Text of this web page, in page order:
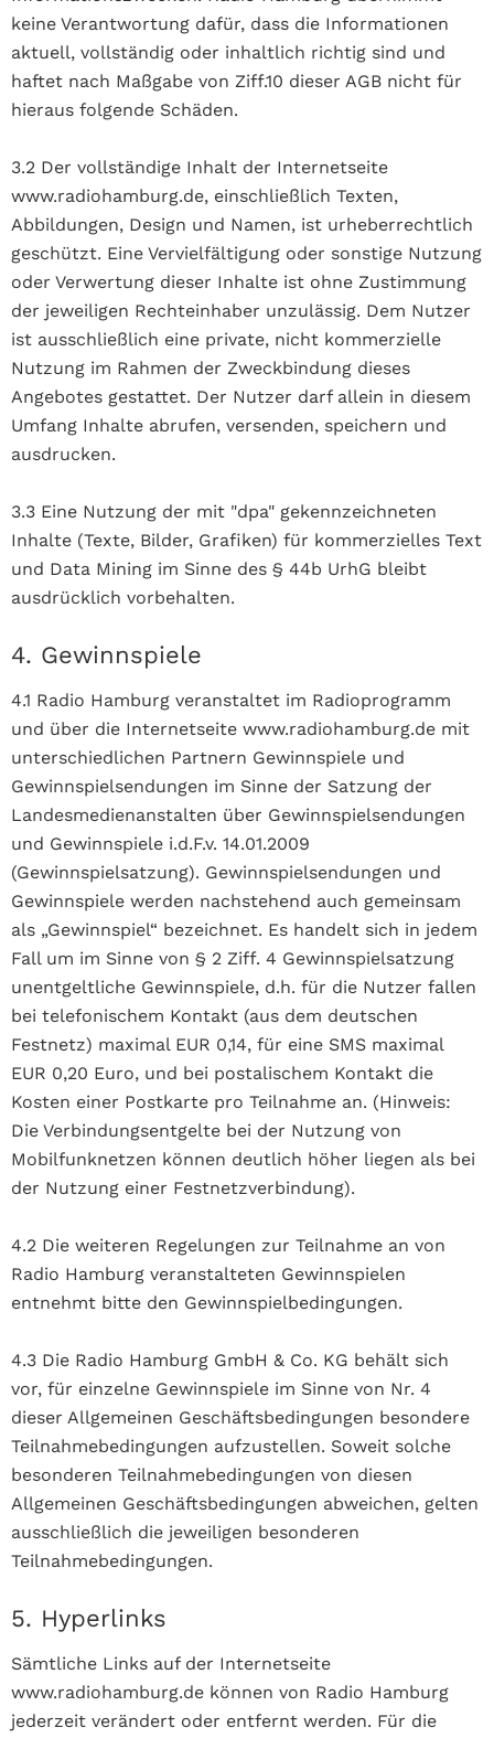
keine Verantwortung dafür, dass die Informationen
aktuell, vollständig oder inhaltlich richtig sind und
haftet nach Maßgabe von Ziff.10 dieser AGB nicht für
hieraus folgende Schäden.
3.2 Der vollständige Inhalt der Internetseite
www.radiohamburg.de, einschließlich Texten,
Abbildungen, Design und Namen, ist urheberrechtlich
geschützt. Eine Vervielfältigung oder sonstige Nutzung
oder Verwertung dieser Inhalte ist ohne Zustimmung
der jeweiligen Rechteinhaber unzulässig. Dem Nutzer
ist ausschließlich eine private, nicht kommerzielle
Nutzung im Rahmen der Zweckbindung dieses
Angebotes gestattet. Der Nutzer darf allein in diesem
Umfang Inhalte abrufen, versenden, speichern und
ausdrucken.
3.3 Eine Nutzung der mit "dpa" gekennzeichneten
Inhalte (Texte, Bilder, Grafiken) für kommerzielles Text
und Data Mining im Sinne des § 44b UrhG bleibt
ausdrücklich vorbehalten.
4. Gewinnspiele
4.1 Radio Hamburg veranstaltet im Radioprogramm
und über die Internetseite www.radiohamburg.de mit
unterschiedlichen Partnern Gewinnspiele und
Gewinnspielsendungen im Sinne der Satzung der
Landesmedienanstalten über Gewinnspielsendungen
und Gewinnspiele i.d.F.v. 14.01.2009
(Gewinnspielsatzung). Gewinnspielsendungen und
Gewinnspiele werden nachstehend auch gemeinsam
als „Gewinnspiel“ bezeichnet. Es handelt sich in jedem
Fall um im Sinne von § 2 Ziff. 4 Gewinnspielsatzung
unentgeltliche Gewinnspiele, d.h. für die Nutzer fallen
bei telefonischem Kontakt (aus dem deutschen
Festnetz) maximal EUR 0,14, für eine SMS maximal
EUR 0,20 Euro, und bei postalischem Kontakt die
Kosten einer Postkarte pro Teilnahme an. (Hinweis:
Die Verbindungsentgelte bei der Nutzung von
Mobilfunknetzen können deutlich höher liegen als bei
der Nutzung einer Festnetzverbindung).
4.2 Die weiteren Regelungen zur Teilnahme an von
Radio Hamburg veranstalteten Gewinnspielen
entnehmt bitte den Gewinnspielbedingungen.
4.3 Die Radio Hamburg GmbH & Co. KG behält sich
vor, für einzelne Gewinnspiele im Sinne von Nr. 4
dieser Allgemeinen Geschäftsbedingungen besondere
Teilnahmebedingungen aufzustellen. Soweit solche
besonderen Teilnahmebedingungen von diesen
Allgemeinen Geschäftsbedingungen abweichen, gelten
ausschließlich die jeweiligen besonderen
Teilnahmebedingungen.
5. Hyperlinks
Sämtliche Links auf der Internetseite
www.radiohamburg.de können von Radio Hamburg
jederzeit verändert oder entfernt werden. Für die